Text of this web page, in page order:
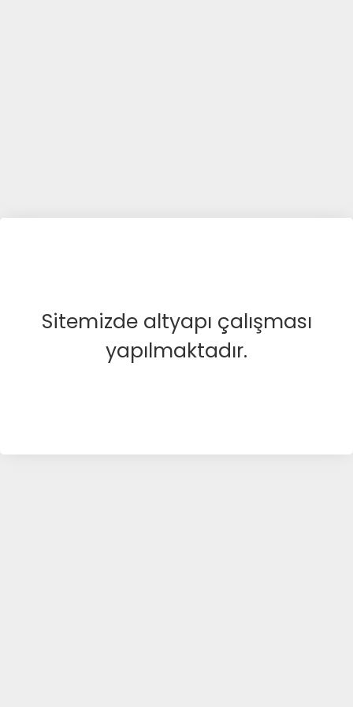
Sitemizde altyapı çalışması
yapılmaktadır.